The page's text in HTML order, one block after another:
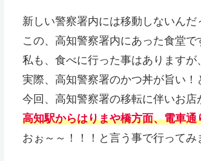
新しい警察署内には移動しないんだ
この、高知警察署内にあった食堂
私も、食べに行った事はあります
実際、高知警察署のかつ丼が旨い！
今回、高知警察署の移転に伴いお店
高知駅からはりまや橋方面、電車
おぉ～～！！！と言う事で行って